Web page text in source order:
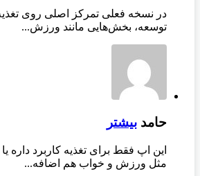
در نسخه فعلی تمرکز اصلی روی
توسعه، بخش‌هایی مانند ورزش...
حامد بیشتر
این اپ فقط برای تغذیه کاربرد داره
مثل ورزش و خواب هم اضافه...